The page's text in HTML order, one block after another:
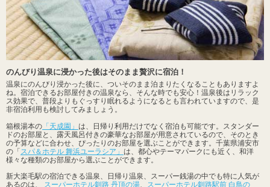
のんびり温泉に浸かった後はそのまま贅沢に宿泊！
温泉にのんびり浸かった後に、ついそのまま泊まりたくなることもありますよ
ね。宿泊できるお部屋付きの温泉なら、そんな時でも安心！温泉後はリラック
ス効果で、普段よりもぐっすり眠れるようになるとも言われていますので、是
非宿泊利用も検討してみましょう。
箱根湯本の 「天成園」 は、日帰り利用だけでなく宿泊も可能です。スタンダー
ドのお部屋と、露天風呂付きの豪華なお部屋が用意されているので、そのとき
の予算などに合わせ、ぴったりのお部屋を選ぶことができます。千葉県浦安市
の「スパ＆ホテル 舞浜ユーラシア」 は、都心やテーマパークにも近く、和洋
様々な種類のお部屋から選ぶことができます。
新大楽毛駅の宿泊できる温泉、日帰り温泉、スーパー銭湯の中でも特に人気が
あるのは、 スーパーホテル釧路 丹頂の湯、 スーパーホテル釧路駅前 白鳥の